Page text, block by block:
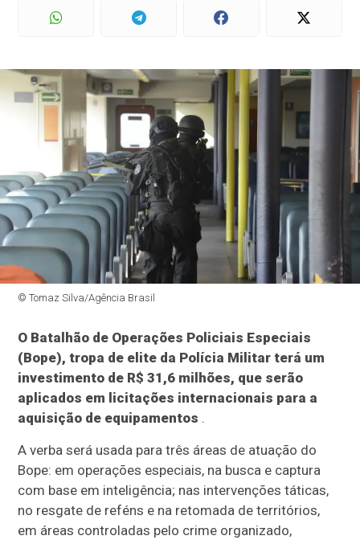
© Tomaz Silva/Agência Brasil
O Batalhão de Operações Policiais Especiais
(Bope), tropa de elite da Polícia Militar terá um
investimento de R$ 31,6 milhões, que serão
aplicados em licitações internacionais para a
aquisição de equipamentos .
A verba será usada para três áreas de atuação do
Bope: em operações especiais, na busca e captura
com base em inteligência; nas intervenções táticas,
no resgate de reféns e na retomada de territórios,
em áreas controladas pelo crime organizado,